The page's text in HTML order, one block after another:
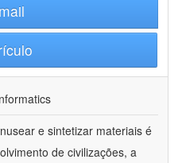
e sintetizar materiais é
de civilizações, a